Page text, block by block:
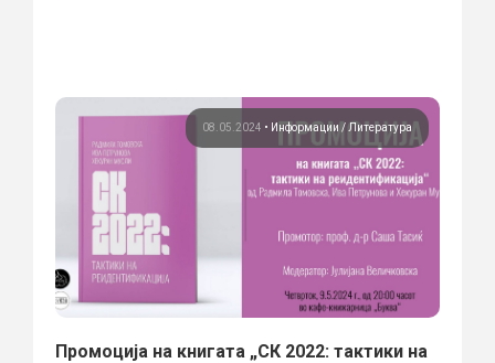
08.05.2024 • Информации Литература
Промоција на книгата „СК 2022: тактики на